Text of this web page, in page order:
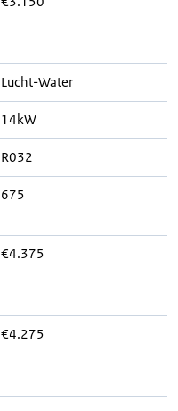
Lucht-Water
14kW
R032
675
€4.375
€4.275